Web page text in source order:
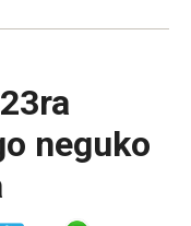
neguko